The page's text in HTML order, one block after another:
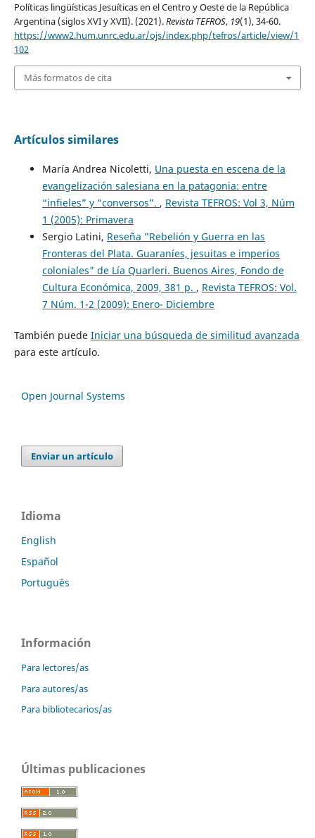
Políticas lingüísticas Jesuíticas en el Centro y Oeste de la República
Argentina (siglos XVI y XVII). (2021).Revista TEFROS, 19(1), 34-60.
https://www2.hum.unrc.edu.ar/ojs/index.php/tefros/article/view/1
102
Más formatos de cita
Artículos similares
María Andrea Nicoletti, Una puesta en escena de la
evangelización salesiana en la patagonia: entre
“infieles” y “conversos”. , Revista TEFROS: Vol 3, Núm
1 (2005): Primavera
Sergio Latini, Reseña "Rebelión y Guerra en las
Fronteras del Plata. Guaraníes, jesuitas e imperios
coloniales" de Lía Quarleri. Buenos Aires, Fondo de
Cultura Económica, 2009, 381 p. , Revista TEFROS: Vol.
7 Núm. 1-2 (2009): Enero- Diciembre
También puede Iniciar una búsqueda de similitud avanzada
para este artículo.
Open Journal Systems
Enviar un artículo
Idioma
English
Español
Português
Información
Para lectores/as
Para autores/as
Para bibliotecarios/as
Últimas publicaciones